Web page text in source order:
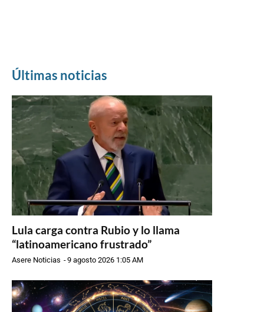
Últimas noticias
Lula carga contra Rubio y lo llama
“latinoamericano frustrado”
Asere Noticias -9 agosto 2026 1:05 AM